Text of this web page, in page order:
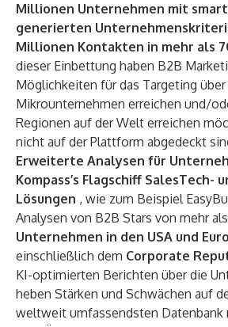
Millionen Unternehmen mit
generierten
Millionen Kontakten in mehr als
dieser Einbettung haben B2B
Möglichkeiten für das Targeting über
Mikrounternehmen erreichen und/
Regionen auf der Welt erreichen
nicht auf der Plattform abgedeckt
Erweiterte Analysen für
Kompass’s Flagschiff SalesTech-
Lösungen , wie zum Beispiel
Analysen von B2B Stars von mehr als
Unternehmen in den USA und
einschließlich dem Corporate
KI-optimierten Berichten über die
heben Stärken und Schwächen auf
weltweit umfassendsten Datenbank